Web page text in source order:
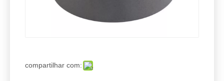
compartilhar com: